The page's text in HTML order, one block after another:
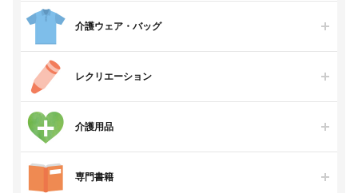
介護ウェア・バッグ
レクリエーション
介護用品
専門書籍